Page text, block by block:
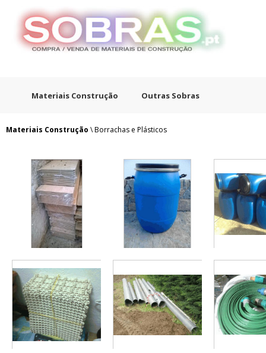
Materiais Construção Outras Sobras
Materiais Construção \ Borrachas e Plásticos